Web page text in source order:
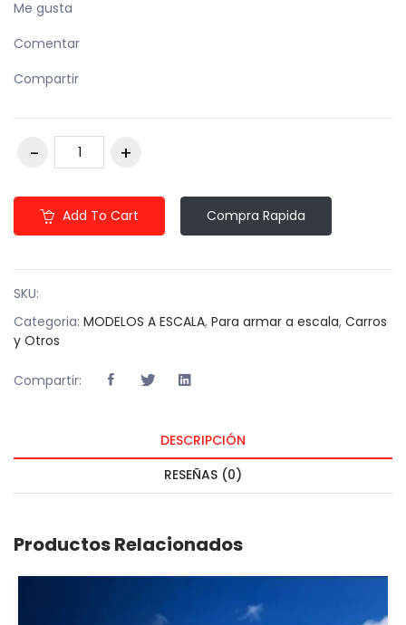
Me gusta
Comentar
Compartir
Add To Cart Compra Rapida
SKU:
Categoria: MODELOS A ESCALA, Para armar a escala, Carros
y Otros
Compartir:
DESCRIPCIÓN
RESEÑAS (0)
Productos Relacionados